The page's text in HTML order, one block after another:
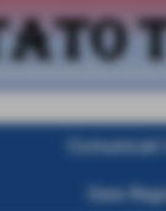
Gare